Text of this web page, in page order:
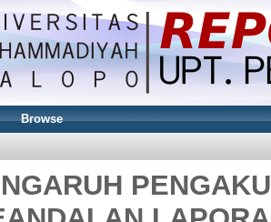
Browse